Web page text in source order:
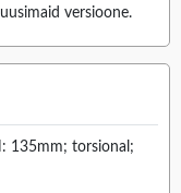
versioone.
135mm; torsional;